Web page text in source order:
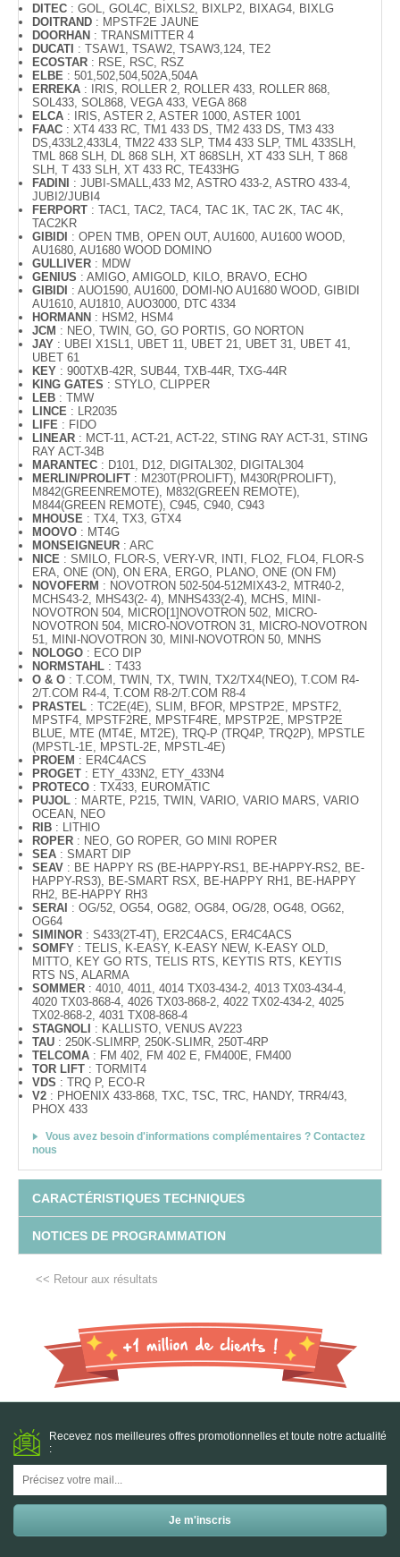
DITEC : GOL, GOL4C, BIXLS2, BIXLP2, BIXAG4, BIXLG
DOITRAND : MPSTF2E JAUNE
DOORHAN : TRANSMITTER 4
DUCATI : TSAW1, TSAW2, TSAW3,124, TE2
ECOSTAR : RSE, RSC, RSZ
ELBE : 501,502,504,502A,504A
ERREKA : IRIS, ROLLER 2, ROLLER 433, ROLLER 868,
SOL433, SOL868, VEGA 433, VEGA 868
ELCA : IRIS, ASTER 2, ASTER 1000, ASTER 1001
FAAC : XT4 433 RC, TM1 433 DS, TM2 433 DS, TM3 433
DS,433L2,433L4, TM22 433 SLP, TM4 433 SLP, TML 433SLH,
TML 868 SLH, DL 868 SLH, XT 868SLH, XT 433 SLH, T 868
SLH, T 433 SLH, XT 433 RC, TE433HG
FADINI
: JUBI-SMALL,433 M2, ASTRO 433-2, ASTRO 433-4,
JUBI2/JUBI4
FERPORT : TAC1, TAC2, TAC4, TAC 1K, TAC 2K, TAC 4K,
TAC2KR
GIBIDI : OPEN TMB, OPEN OUT, AU1600, AU1600 WOOD,
AU1680, AU1680 WOOD DOMINO
GULLIVER : MDW
GENIUS : AMIGO, AMIGOLD, KILO, BRAVO, ECHO
GIBIDI : AUO1590, AU1600, DOMI-NO AU1680 WOOD, GIBIDI
AU1610, AU1810, AUO3000, DTC 4334
HORMANN : HSM2, HSM4
JCM : NEO, TWIN, GO, GO PORTIS, GO NORTON
JAY : UBEI X1SL1, UBET 11, UBET 21, UBET 31, UBET 41,
UBET 61
KEY : 900TXB-42R, SUB44, TXB-44R, TXG-44R
KING GATES : STYLO, CLIPPER
LEB : TMW
LINCE : LR2035
LIFE : FIDO
LINEAR : MCT-11, ACT-21, ACT-22, STING RAY ACT-31, STING
RAY ACT-34B
MARANTEC : D101, D12, DIGITAL302, DIGITAL304
MERLIN/PROLIFT : M230T(PROLIFT), M430R(PROLIFT),
M842(GREENREMOTE), M832(GREEN REMOTE),
M844(GREEN REMOTE), C945, C940, C943
MHOUSE : TX4, TX3, GTX4
MOOVO : MT4G
MONSEIGNEUR : ARC
NICE : SMILO, FLOR-S, VERY-VR, INTI, FLO2, FLO4, FLOR-S
ERA, ONE (ON), ON ERA, ERGO, PLANO, ONE (ON FM)
NOVOFERM : NOVOTRON 502-504-512MIX43-2, MTR40-2,
MCHS43-2, MHS43(2- 4), MNHS433(2-4), MCHS, MINI-
NOVOTRON 504, MICRO[1]NOVOTRON 502, MICRO-
NOVOTRON 504, MICRO-NOVOTRON 31, MICRO-NOVOTRON
51, MINI-NOVOTRON 30, MINI-NOVOTRON 50, MNHS
NOLOGO : ECO DIP
NORMSTAHL : T433
O & O : T.COM, TWIN, TX, TWIN, TX2/TX4(NEO), T.COM R4-
2/T.COM R4-4, T.COM R8-2/T.COM R8-4
PRASTEL : TC2E(4E), SLIM, BFOR, MPSTP2E, MPSTF2,
MPSTF4, MPSTF2RE, MPSTF4RE, MPSTP2E, MPSTP2E
BLUE, MTE (MT4E, MT2E), TRQ-P (TRQ4P, TRQ2P), MPSTLE
(MPSTL-1E, MPSTL-2E, MPSTL-4E)
PROEM : ER4C4ACS
PROGET : ETY_433N2, ETY_433N4
PROTECO : TX433, EUROMATIC
PUJOL : MARTE, P215, TWIN, VARIO, VARIO MARS, VARIO
OCEAN, NEO
RIB : LITHIO
ROPER : NEO, GO ROPER, GO MINI ROPER
SEA : SMART DIP
SEAV : BE HAPPY RS (BE-HAPPY-RS1, BE-HAPPY-RS2, BE-
HAPPY-RS3), BE-SMART RSX, BE-HAPPY RH1, BE-HAPPY
RH2, BE-HAPPY RH3
SERAI : OG/52, OG54, OG82, OG84, OG/28, OG48, OG62,
OG64
SIMINOR : S433(2T-4T), ER2C4ACS, ER4C4ACS
SOMFY : TELIS, K-EASY, K-EASY NEW, K-EASY OLD,
MITTO, KEY GO RTS, TELIS RTS, KEYTIS RTS, KEYTIS
RTS NS, ALARMA
SOMMER : 4010, 4011, 4014 TX03-434-2, 4013 TX03-434-4,
4020 TX03-868-4, 4026 TX03-868-2, 4022 TX02-434-2, 4025
TX02-868-2, 4031 TX08-868-4
STAGNOLI : KALLISTO, VENUS AV223
TAU : 250K-SLIMRP, 250K-SLIMR, 250T-4RP
TELCOMA : FM 402, FM 402 E, FM400E, FM400
TOR LIFT : TORMIT4
VDS : TRQ P, ECO-R
V2 : PHOENIX 433-868, TXC, TSC, TRC, HANDY, TRR4/43,
PHOX 433
Vous avez besoin d'informations complémentaires ? Contactez
nous
CARACTÉRISTIQUES TECHNIQUES
NOTICES DE PROGRAMMATION
<< Retour aux résultats
Recevez nos meilleures offres promotionnelles et toute notre actualité
: